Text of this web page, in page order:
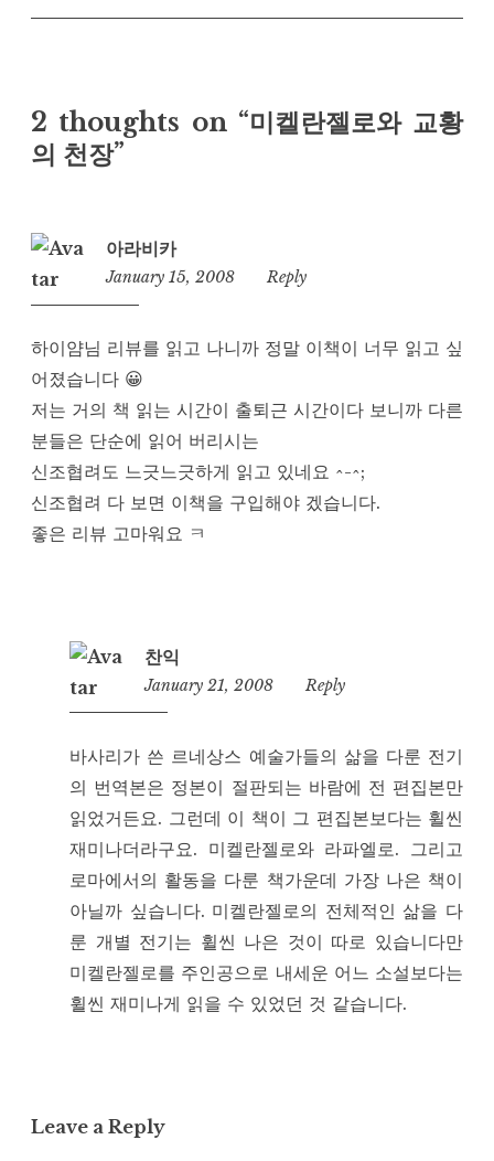
2 thoughts on “미켈란젤로와 교황
의 천장”
아라비카
January 15, 2008
2:40
Reply
하이얌님 리뷰를 읽고 나니까 정말 이책이 너무 읽고 싶
어졌습니다 😀
저는 거의 책 읽는 시간이 출퇴근 시간이다 보니까 다른
분들은 단순에 읽어 버리시는
신조협려도 느긋느긋하게 읽고 있네요 ^-^;
신조협려 다 보면 이책을 구입해야 겠습니다.
좋은 리뷰 고마워요 ㅋ
찬익
January 21, 2008
1:52
Reply
바사리가 쓴 르네상스 예술가들의 삶을 다룬 전기
의 번역본은 정본이 절판되는 바람에 전 편집본만
읽었거든요. 그런데 이 책이 그 편집본보다는 휠씬
재미나더라구요. 미켈란젤로와 라파엘로. 그리고
로마에서의 활동을 다룬 책가운데 가장 나은 책이
아닐까 싶습니다. 미켈란젤로의 전체적인 삶을 다
룬 개별 전기는 휠씬 나은 것이 따로 있습니다만
미켈란젤로를 주인공으로 내세운 어느 소설보다는
휠씬 재미나게 읽을 수 있었던 것 같습니다.
Leave a Reply